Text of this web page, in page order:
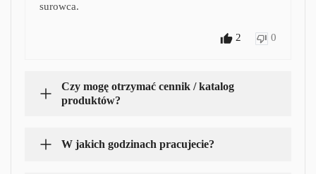
surowca.
2 0
Czy mogę otrzymać cennik / katalog
produktów?
W jakich godzinach pracujecie?